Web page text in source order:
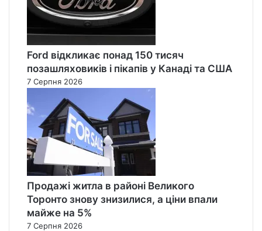
Ford відкликає понад 150 тисяч
позашляховиків і пікапів у Канаді та США
7 Серпня 2026
Продажі житла в районі Великого
Торонто знову знизилися, а ціни впали
майже на 5%
7 Серпня 2026